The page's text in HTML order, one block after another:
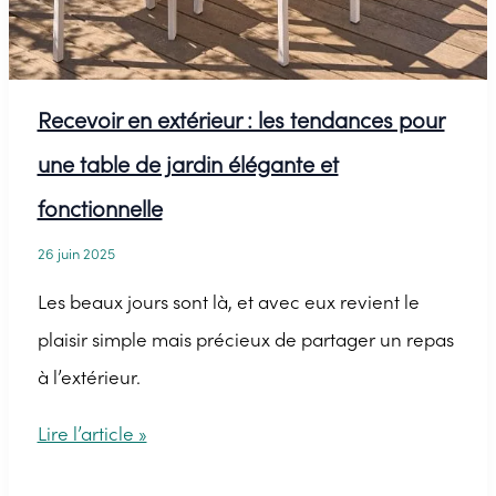
Recevoir en extérieur : les tendances pour
une table de jardin élégante et
fonctionnelle
26 juin 2025
Les beaux jours sont là, et avec eux revient le
plaisir simple mais précieux de partager un repas
à l’extérieur.
Recevoir
Lire l’article »